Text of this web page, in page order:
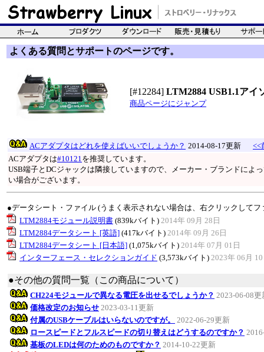
よくある質問とサポートのページです。
[#12284] LTM2884 USB1.1アイ
商品ページにジャンプ
ACアダプタはどれを使えばいいでしょうか？ 2014-08-17更新
<<
ACアダプタは#10121を推奨しています。
USB端子とDCジャックは隣接していますので、メーカー・ブランドによ
い場合がございます。
●データシート・ファイル (うまく表示されない場合は、右クリックして
LTM2884モジュール説明書 (839kバイト) 2014年 09月 28日
LTM2884データシート [英語] (417kバイト) 2014年 09月 26日
LTM2884データシート [日本語] (1,075kバイト) 2014年 07月 01日
インターフェース・セレクションガイド (3,573kバイト) 2023年 06月
●その他の質問一覧（この商品について）
CH224モジュールで異なる電圧を出せるでしょうか？ 2023-06-08更
価格改定のお知らせ 2023-03-11更新
付属のUSBケーブルはいらないのですが。
2022-06-29更新
ロースピードとフルスピードの切り替えはどうするのですか？
基板のLEDは何のためのものですか？ 2014-10-22更新